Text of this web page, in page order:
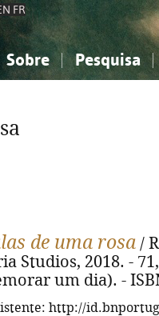
FR
Sobre Pesquisa
Ciências sociais...
Ciências sociais...
de uma rosa /
Studios, 2018. -
um dia). -
http://